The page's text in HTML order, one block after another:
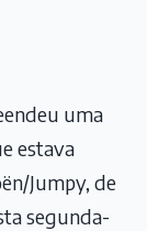
uma
estava
Jumpy, de
segunda-